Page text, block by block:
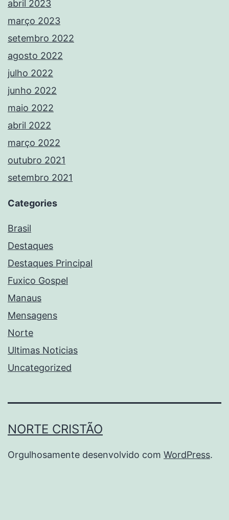
abril 2023
março 2023
setembro 2022
agosto 2022
julho 2022
junho 2022
maio 2022
abril 2022
março 2022
outubro 2021
setembro 2021
Categories
Brasil
Destaques
Destaques Principal
Fuxico Gospel
Manaus
Mensagens
Norte
Ultimas Noticias
Uncategorized
NORTE CRISTÃO
Orgulhosamente desenvolvido com WordPress.